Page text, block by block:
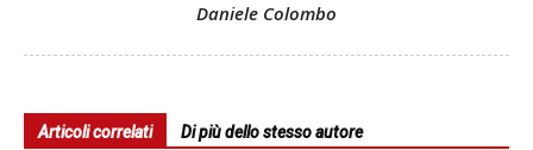
Daniele Colombo
Articoli correlati Di più dello stesso autore